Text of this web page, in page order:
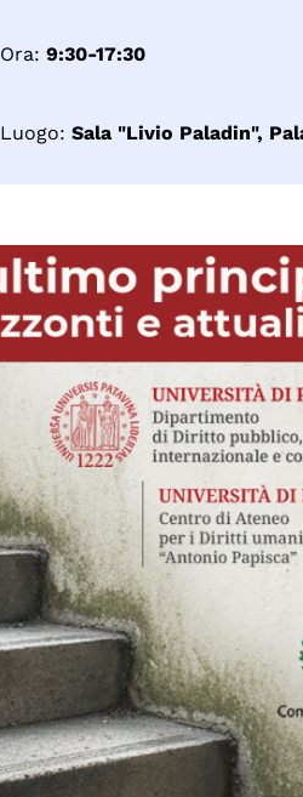
Ora: 9:30-17:30
Luogo: Sala "Livio Paladin",